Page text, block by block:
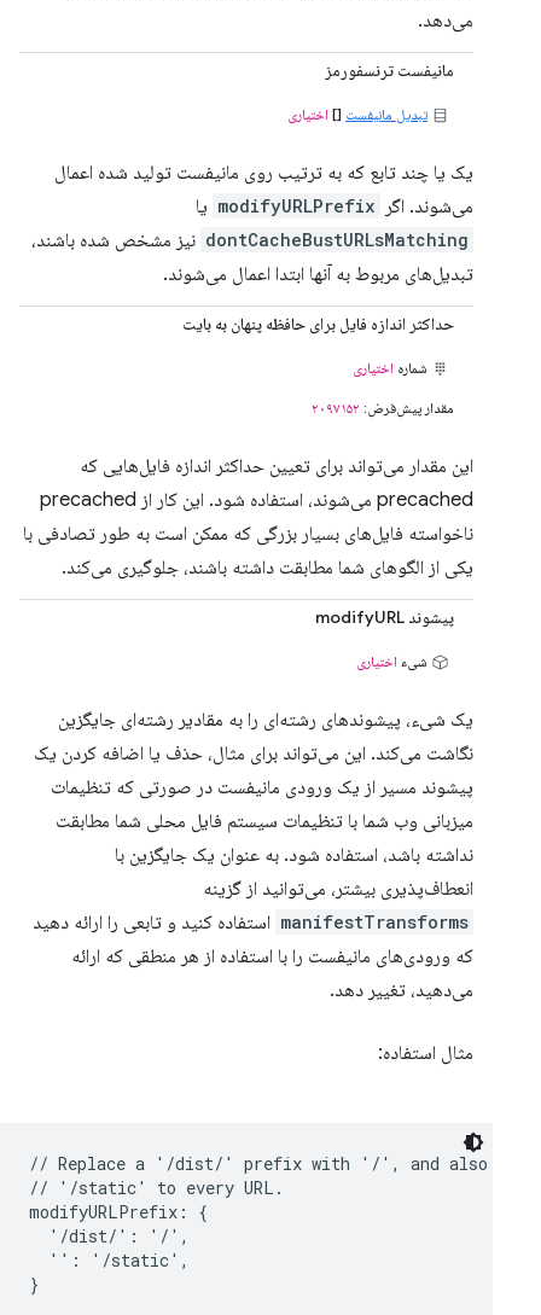
می‌دهد.
مانیفست ترنسفورمز
تبدیل مانیفست [] اختیاری
یک یا چند تابع که به ترتیب روی مانیفست تولید شده اعمال
می‌شوند. اگر
modifyURLPrefix یا
dontCacheBustURLsMatching نیز مشخص شده باشند،
تبدیل‌های مربوط به آنها ابتدا اعمال می‌شوند.
حداکثر اندازه فایل برای حافظه پنهان به بایت
شماره اختیاری
مقدار پیش‌فرض: ۲۰۹۷۱۵۲
این مقدار می‌تواند برای تعیین حداکثر اندازه فایل‌هایی که
precached می‌شوند، استفاده شود. این کار از precached
ناخواسته فایل‌های بسیار بزرگی که ممکن است به طور تصادفی با
یکی از الگوهای شما مطابقت داشته باشند، جلوگیری می‌کند.
پیشوند modifyURL
شیء اختیاری
یک شیء، پیشوندهای رشته‌ای را به مقادیر رشته‌ای جایگزین
نگاشت می‌کند. این می‌تواند برای مثال، حذف یا اضافه کردن یک
پیشوند مسیر از یک ورودی مانیفست در صورتی که تنظیمات
میزبانی وب شما با تنظیمات سیستم فایل محلی شما مطابقت
نداشته باشد، استفاده شود. به عنوان یک جایگزین با
انعطاف‌پذیری بیشتر، می‌توانید از گزینه
manifestTransforms استفاده کنید و تابعی را ارائه دهید
که ورودی‌های مانیفست را با استفاده از هر منطقی که ارائه
می‌دهید، تغییر دهد.
مثال استفاده:
// Replace a '/dist/' prefix with '/', and also
// '/static' to every URL.
modifyURLPrefix: {
  '/dist/': '/',
  '': '/static',